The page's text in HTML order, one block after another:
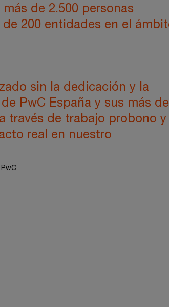
de 2.500 personas
200 entidades en el
sin la dedicación y la
PwC España y sus más de
través de trabajo probono y
real en nuestro